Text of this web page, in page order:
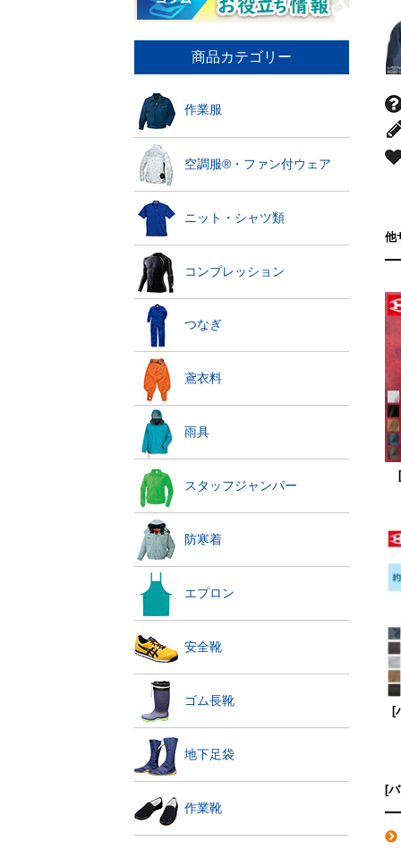
商品カテゴリー
作業服
空調服®・ファン付ウェア
ニット・シャツ類
コンプレッション
つなぎ
鳶衣料
雨具
スタッフジャンパー
防寒着
エプロン
安全靴
ゴム長靴
地下足袋
作業靴
他
[
[